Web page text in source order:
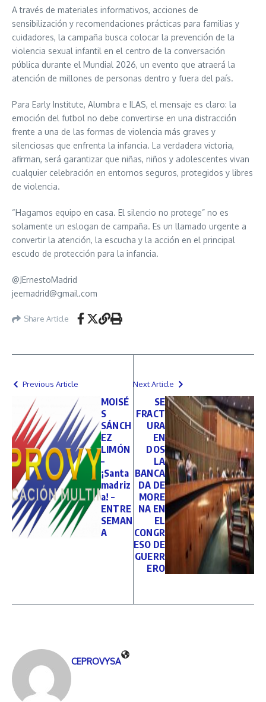
A través de materiales informativos, acciones de
sensibilización y recomendaciones prácticas para familias y
cuidadores, la campaña busca colocar la prevención de la
violencia sexual infantil en el centro de la conversación
pública durante el Mundial 2026, un evento que atraerá la
atención de millones de personas dentro y fuera del país.
Para Early Institute, Alumbra e ILAS, el mensaje es claro: la
emoción del futbol no debe convertirse en una distracción
frente a una de las formas de violencia más graves y
silenciosas que enfrenta la infancia. La verdadera victoria,
afirman, será garantizar que niñas, niños y adolescentes vivan
cualquier celebración en entornos seguros, protegidos y libres
de violencia.
“Hagamos equipo en casa. El silencio no protege” no es
solamente un eslogan de campaña. Es un llamado urgente a
convertir la atención, la escucha y la acción en el principal
escudo de protección para la infancia.
@JErnestoMadrid
jeemadrid@gmail.com
Share Article
Previous Article
MOISÉ
S
SÁNCH
EZ
LIMÓN
–
¡Santa
madriz
a! –
ENTRE
SEMAN
A
Next Article
SE
FRACT
URA
EN
DOS
LA
BANCA
DA DE
MORE
NA EN
EL
CONGR
ESO DE
GUERR
ERO
CEPROVYSA